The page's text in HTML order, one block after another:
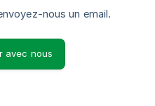
nous un email.
avec nous